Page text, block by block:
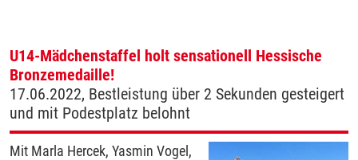
U14-Mädchenstaffel holt sensationell Hessische
Bronzemedaille!
17.06.2022, Bestleistung über 2 Sekunden gesteigert
und mit Podestplatz belohnt
Mit Marla Hercek, Yasmin Vogel,